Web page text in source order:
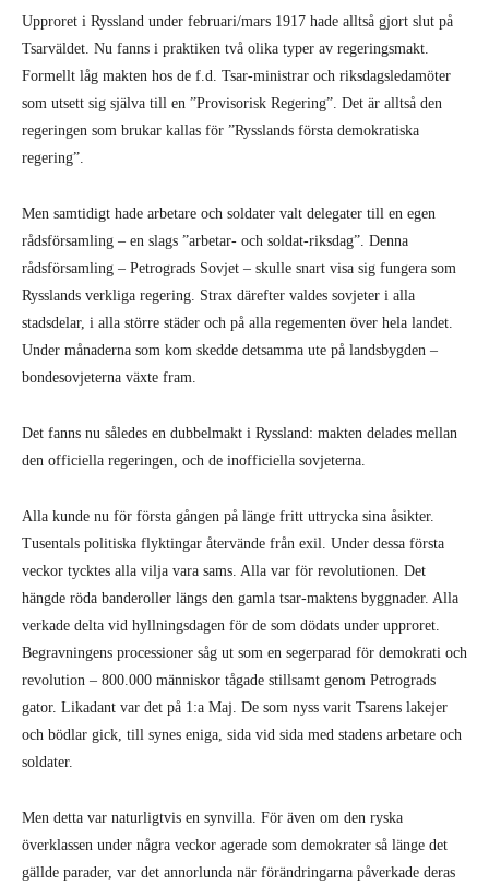
Upproret i Ryssland under februari/mars 1917 hade alltså gjort slut på
Tsarväldet. Nu fanns i praktiken två olika typer av regeringsmakt.
Formellt låg makten hos de f.d. Tsar-ministrar och riksdagsledamöter
som utsett sig själva till en ”Provisorisk Regering”. Det är alltså den
regeringen som brukar kallas för ”Rysslands första demokratiska
regering”.
Men samtidigt hade arbetare och soldater valt delegater till en egen
rådsförsamling – en slags ”arbetar- och soldat-riksdag”. Denna
rådsförsamling – Petrograds Sovjet – skulle snart visa sig fungera som
Rysslands verkliga regering. Strax därefter valdes sovjeter i alla
stadsdelar, i alla större städer och på alla regementen över hela landet.
Under månaderna som kom skedde detsamma ute på landsbygden –
bondesovjeterna växte fram.
Det fanns nu således en dubbelmakt i Ryssland: makten delades mellan
den officiella regeringen, och de inofficiella sovjeterna.
Alla kunde nu för första gången på länge fritt uttrycka sina åsikter.
Tusentals politiska flyktingar återvände från exil. Under dessa första
veckor tycktes alla vilja vara sams. Alla var för revolutionen. Det
hängde röda banderoller längs den gamla tsar-maktens byggnader. Alla
verkade delta vid hyllningsdagen för de som dödats under upproret.
Begravningens processioner såg ut som en segerparad för demokrati och
revolution – 800.000 människor tågade stillsamt genom Petrograds
gator. Likadant var det på 1:a Maj. De som nyss varit Tsarens lakejer
och bödlar gick, till synes eniga, sida vid sida med stadens arbetare och
soldater.
Men detta var naturligtvis en synvilla. För även om den ryska
överklassen under några veckor agerade som demokrater så länge det
gällde parader, var det annorlunda när förändringarna påverkade deras